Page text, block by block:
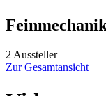
2 Aussteller
Zur Gesamtansicht